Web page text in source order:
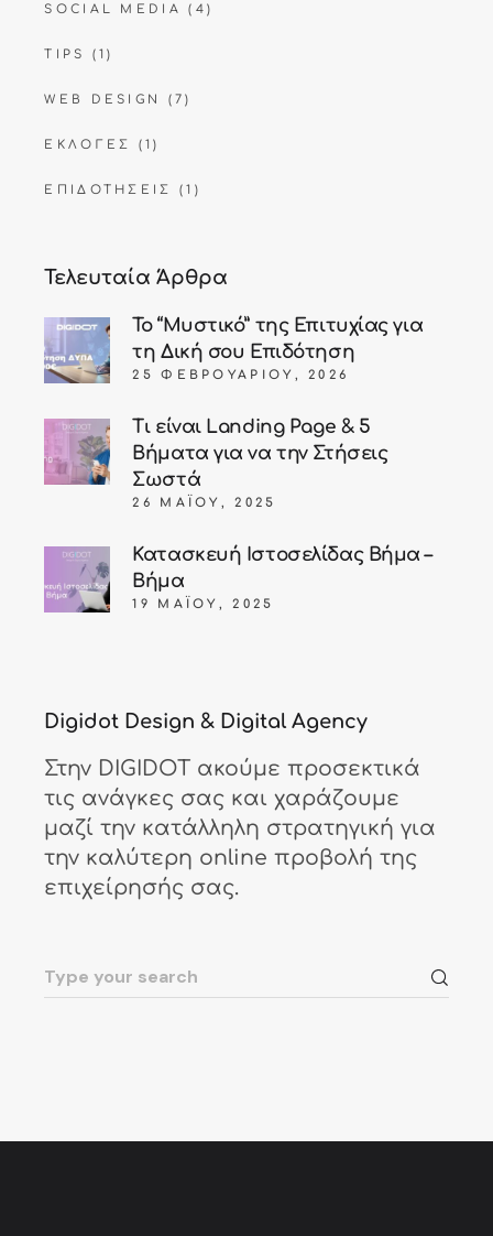
SOCIAL MEDIA (4)
TIPS (1)
WEB DESIGN (7)
ΕΚΛΟΓΈΣ (1)
ΕΠΙΔΟΤΉΣΕΙΣ (1)
Τελευταία Άρθρα
Το “Μυστικό” της Επιτυχίας για
τη Δική σου Επιδότηση
25 ΦΕΒΡΟΥΑΡΊΟΥ, 2026
Τι είναι Landing Page & 5
Βήματα για να την Στήσεις
Σωστά
26 ΜΑΪ́ΟΥ, 2025
Κατασκευή Ιστοσελίδας Βήμα –
Βήμα
19 ΜΑΪ́ΟΥ, 2025
Digidot Design & Digital Agency
Στην DIGIDOT ακούμε προσεκτικά
τις ανάγκες σας και χαράζουμε
μαζί την κατάλληλη στρατηγική για
την καλύτερη online προβολή της
επιχείρησής σας.